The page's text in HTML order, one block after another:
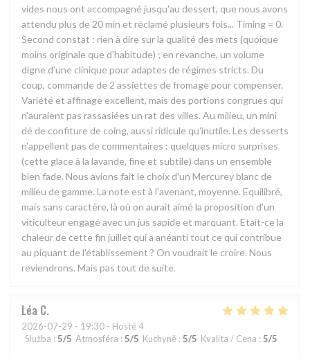
vides nous ont accompagné jusqu'au dessert, que nous avons
attendu plus de 20 min et réclamé plusieurs fois... Timing = 0.
Second constat : rien à dire sur la qualité des mets (quoique
moins originale que d'habitude) ; en revanche, un volume
digne d'une clinique pour adaptes de régimes stricts. Du
coup, commande de 2 assiettes de fromage pour compenser.
Variété et affinage excellent, mais des portions congrues qui
n'auraient pas rassasiées un rat des villes. Au milieu, un mini
dé de confiture de coing, aussi ridicule qu'inutile. Les desserts
n'appellent pas de commentaires : quelques micro surprises
(cette glace à la lavande, fine et subtile) dans un ensemble
bien fade. Nous avions fait le choix d'un Mercurey blanc de
milieu de gamme. La note est à l'avenant, moyenne. Equilibré,
mais sans caractère, là où on aurait aimé la proposition d'un
viticulteur engagé avec un jus sapide et marquant. Etait-ce la
chaleur de cette fin juillet qui a anéanti tout ce qui contribue
au piquant de l'établissement ? On voudrait le croire. Nous
reviendrons. Mais pas tout de suite.
Léa C
2026-07-29 - 19:30 - Hosté 4
Služba : 5/5 Atmosféra : 5/5 Kuchyně : 5/5 Kvalita / Cena : 5/5